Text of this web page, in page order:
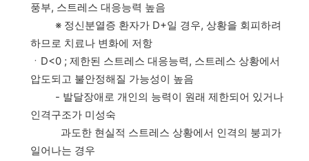
풍부, 스트레스 대응능력 높음
※ 정신분열증 환자가 D+일 경우, 상황을 회피하려
하므로 치료나 변화에 저항
ㆍD<0 ; 제한된 스트레스 대응능력, 스트레스 상황에서
압도되고 불안정해질 가능성이 높음
- 발달장애로 개인의 능력이 원래 제한되어 있거나
인격구조가 미성숙
과도한 현실적 스트레스 상황에서 인격의 붕괴가
일어나는 경우